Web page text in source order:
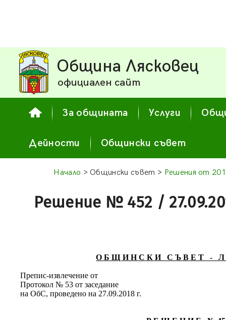
Община Лясковец
официален сайт
За общината Услуги
Дейности Общински съвет
Начало > Общински съвет > Решения от
Решение № 452 /
О Б Щ И Н С К И С Ъ В Е Т - Л
Препис-извлечение от
Протокол № 53 от заседание
на ОбС, проведено на 27.09.2018 г.